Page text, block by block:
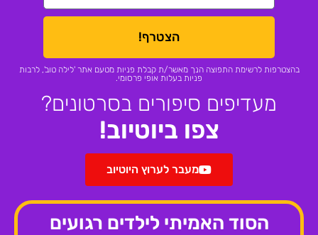
הצטרף!
בהצטרפות לרשימת התפוצה הנך מאשר/ת קבלת פניות מטעם אתר 'לילה טוב', לרבות
פניות בעלות אופי פרסומי.
מעדיפים סיפורים בסרטונים?
צפו ביוטיוב!
מעבר לערוץ היוטיוב
הסוד האמיתי לילדים רגועים